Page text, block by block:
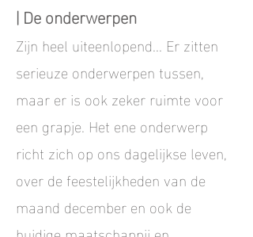
| De onderwerpen
Zijn heel uiteenlopend... Er zitten
serieuze onderwerpen tussen,
maar er is ook zeker ruimte voor
een grapje. Het ene onderwerp
richt zich op ons dagelijkse leven,
over de feestelijkheden van de
maand december en ook de